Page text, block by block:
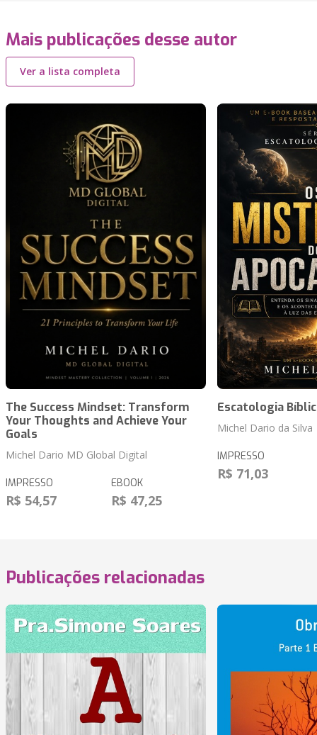
Mais publicações desse autor
Ver a lista completa
The Success Mindset: Transform
Your Thoughts and Achieve Your
Goals
Michel Dario MD Global Digital
IMPRESSO
R$ 54,57
EBOOK
R$ 47,25
Escatologia
Michel Dario da Silva
IMPRESSO
R$ 71,03
Publicações relacionadas